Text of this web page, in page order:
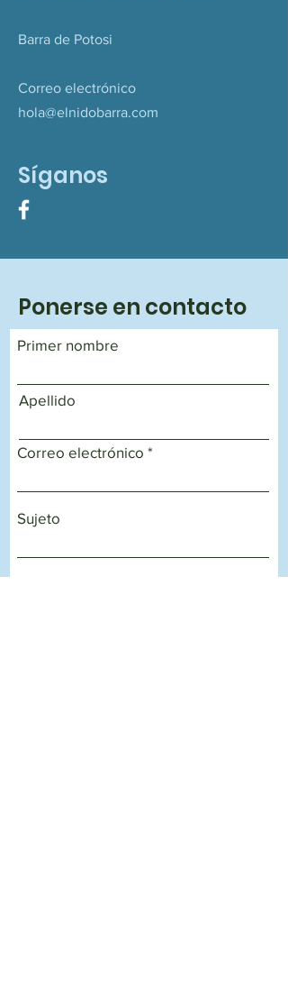
Barra de Potosi
Correo electrónico
hola@elnidobarra.com
Síganos
Ponerse en contacto
Primer nombre
Apellido
Correo electrónico
Sujeto